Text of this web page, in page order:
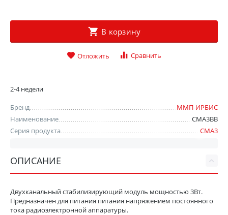
В корзину
Отложить Сравнить
2-4 недели
Бренд
ММП-ИРБИС
Наименование
СМА3ВВ
Серия продукта
СМА3
ОПИСАНИЕ
Двухканальный стабилизирующий модуль мощностью 3Вт.
Предназначен для питания питания напряжением постоянного
тока радиоэлектронной аппаратуры.